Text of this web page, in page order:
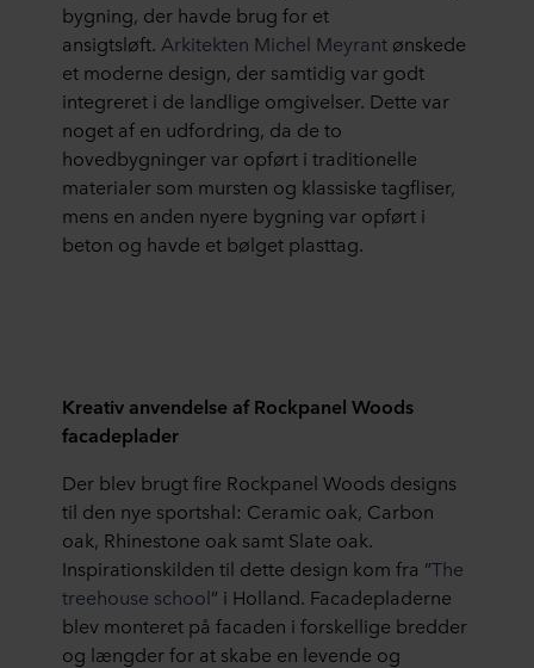
bygning, der havde brug for et
ansigtsløft. Arkitekten Michel Meyrant ønskede
et moderne design, der samtidig var godt
integreret i de landlige omgivelser. Dette var
noget af en udfordring, da de to
hovedbygninger var opført i traditionelle
materialer som mursten og klassiske tagfliser,
mens en anden nyere bygning var opført i
beton og havde et bølget plasttag.
Kreativ anvendelse af Rockpanel Woods
facadeplader
Der blev brugt fire Rockpanel Woods designs
til den nye sportshal: Ceramic oak, Carbon
oak, Rhinestone oak samt Slate oak.
Inspirationskilden til dette design kom fra ”The
treehouse school” i Holland. Facadepladerne
blev monteret på facaden i forskellige bredder
og længder for at skabe en levende og